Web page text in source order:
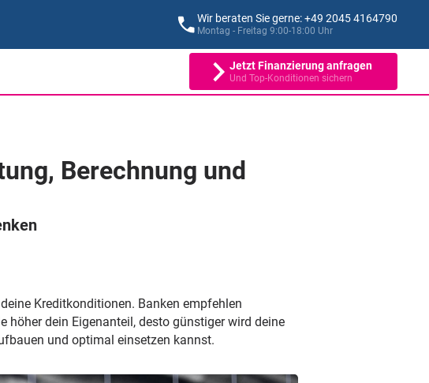
Wir beraten Sie gerne: +49 2045 4164790
Montag - Freitag 9:00-18:00 Uhr
Jetzt Finanzierung anfragen
Und Top-Konditionen sichern
Berechnung und
Kreditkonditionen. Banken empfehlen
dein Eigenanteil, desto günstiger wird deine
und optimal einsetzen kannst.